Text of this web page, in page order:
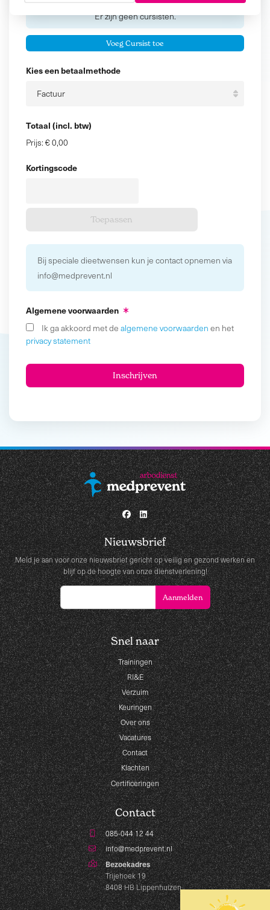
Voornaam
Tussenvoegsel
Er zijn geencursisten.
Voeg Cursist toe
Kies een betaalmethode
Totaal (incl. btw)
Prijs: € 0,00
Kortingscode
Bij speciale dieetwensen kun je contact opnemen via
info@medprevent.nl
Algemene voorwaarden
Ik ga akkoord met de algemene voorwaarden en het
privacy statement
Nieuwsbrief
Meld je aan voor onze nieuwsbrief gericht op veilig en gezond werken en
blijf op de hoogte van onze dienstverlening!
Snel naar
Trainingen
RI&E
Verzuim
Keuringen
Over ons
Vacatures
Contact
Klachten
Certificeringen
Contact
085-044 12 44
info@medprevent.nl
Bezoekadres
Trijehoek 19
8408 HB Lippenhuizen